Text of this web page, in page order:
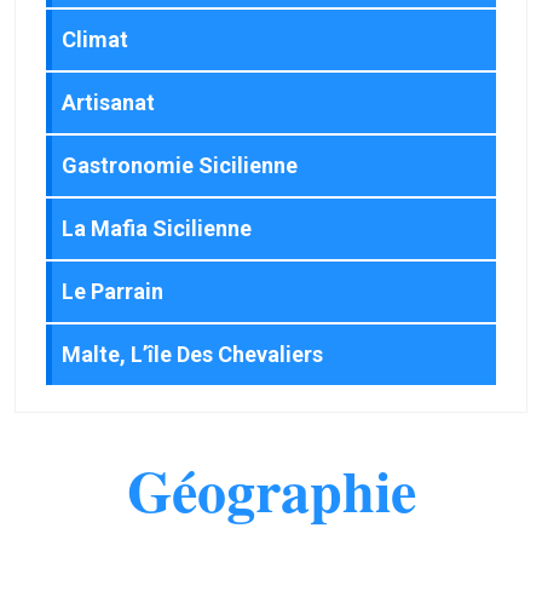
Climat
Artisanat
Gastronomie Sicilienne
La Mafia Sicilienne
Le Parrain
Malte, L’île Des Chevaliers
Géographie